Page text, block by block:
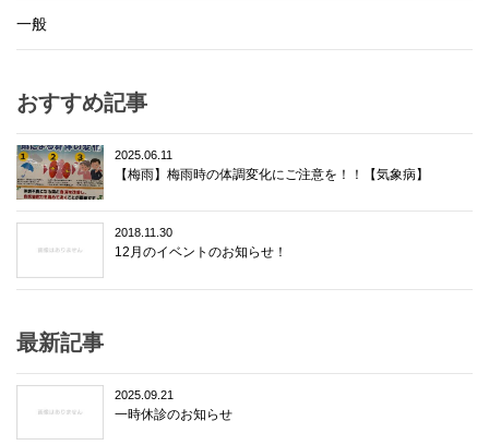
一般
おすすめ記事
2025.06.11
【梅雨】梅雨時の体調変化にご注意を！！【気象病】
2018.11.30
12月のイベントのお知らせ！
最新記事
2025.09.21
一時休診のお知らせ